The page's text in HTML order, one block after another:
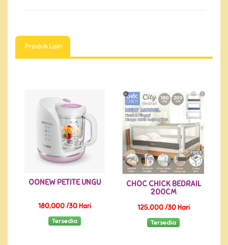
Produk Lain
OONEW PETITE UNGU
180,000 /30 Hari
Tersedia
CHOC CHICK BEDRAIL
200CM
125,000 /30 Hari
Tersedia